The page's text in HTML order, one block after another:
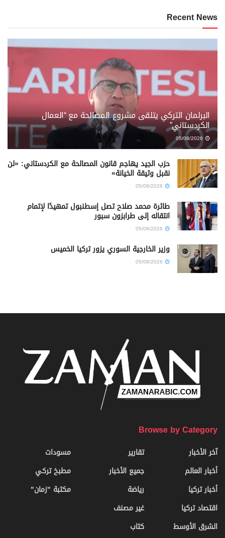
Recent News
البرلمان التركي يتلقى مشروع المصالحة مع “العمال
الكردستاني”
حزب الجيد يهاجم قانون المصالحة مع الكردستاني: «لن
نقبل وثيقة الخيانة»
طائرة محمد صلاح تصل إسطنبول تمهيدًا لإتمام
انتقاله إلى طرابزون سبور
وزير الخارجية السوري يزور تركيا الخميس
Browse by Category
آخر الأخبار
أخبار العالم
أخبار تركيا
اقتصاد تركيا
الشرق الأوسط
تقارير
جميع الأخبار
رياضة
غير مصنف
كتاب
مسودات
مطبخ تركي
مكتبة "زمان"